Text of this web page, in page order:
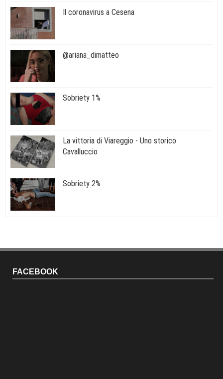
Il coronavirus a Cesena
@ariana_dimatteo
Sobriety 1%
La vittoria di Viareggio - Uno storico
Cavalluccio
Sobriety 2%
FACEBOOK